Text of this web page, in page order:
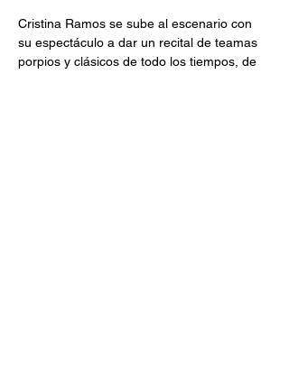
Cristina Ramos se sube al escenario con
su espectáculo a dar un recital de teamas
porpios y clásicos de todo los tiempos, de